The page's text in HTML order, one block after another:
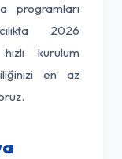
programları
2026
kurulum
en az